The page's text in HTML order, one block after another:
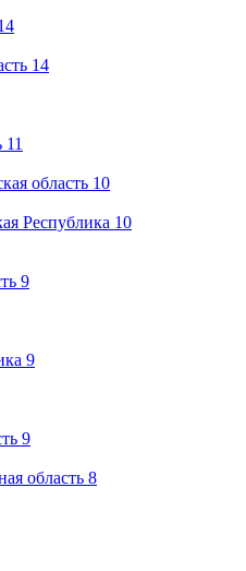
14
11
область 10
Республика 10
9
9
9
область 8